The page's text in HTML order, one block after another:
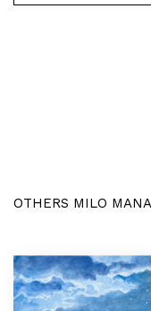
OTHERS MILO